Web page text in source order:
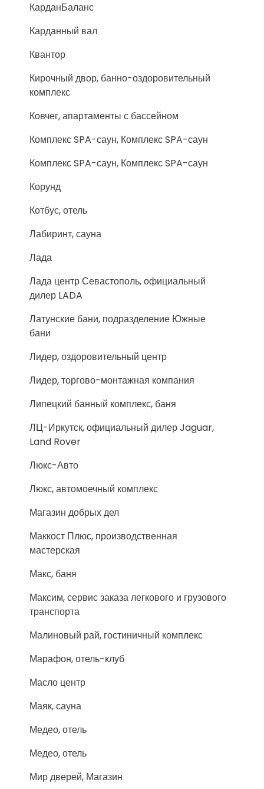
КарданБаланс
Карданный вал
Квантор
Кирочный двор, банно-оздоровительный
комплекс
Ковчег, апартаменты с бассейном
Комплекс SPA-саун, Комплекс SPA-саун
Комплекс SPA-саун, Комплекс SPA-саун
Корунд
Котбус, отель
Лабиринт, сауна
Лада
Лада центр Севастополь, официальный
дилер LADA
Латунские бани, подразделение Южные
бани
Лидер, оздоровительный центр
Лидер, торгово-монтажная компания
Липецкий банный комплекс, баня
ЛЦ-Иркутск, официальный дилер Jaguar,
Land Rover
Люкс-Авто
Люкс, автомоечный комплекс
Магазин добрых дел
Маккост Плюс, производственная
мастерская
Макс, баня
Максим, сервис заказа легкового и грузового
транспорта
Малиновый рай, гостиничный комплекс
Марафон, отель-клуб
Масло центр
Маяк, сауна
Медео, отель
Медео, отель
Мир дверей, Магазин